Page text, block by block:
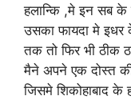
हलान्कि ,मे इन सब के
उसका फायदा मे इधर
तक तो फिर भी ठीक
मैने अपने एक दोस्त
जिसमे शिकोहाबाद के